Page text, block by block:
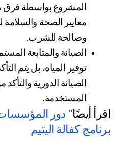
وصالحة للشرب.
المستخدمة.
أيضًا"
كفالة اليتيم